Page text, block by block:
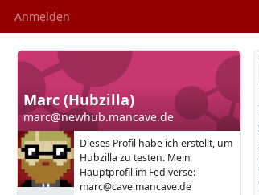
Anmelden
Marc (Hubzilla)
marc@newhub.mancave.de
Dieses Profil habe ich erstellt, um
Hubzilla zu testen. Mein
Hauptprofil im Fediverse:
marc@cave.mancave.de